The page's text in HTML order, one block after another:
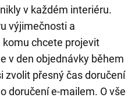
v každém interiéru.
výjimečnosti a
komu chcete projevit
v den objednávky během
zvolit přesný čas doručení
doručení e-mailem. O vše